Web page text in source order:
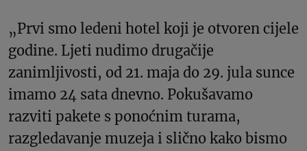
„Prvi smo ledeni hotel koji je otvoren cijele
godine. Ljeti nudimo drugačije
zanimljivosti, od 21. maja do 29. jula sunce
imamo 24 sata dnevno. Pokušavamo
razviti pakete s ponoćnim turama,
razgledavanje muzeja i slično kako bismo